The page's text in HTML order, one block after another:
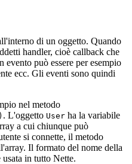
di un oggetto. Quando
handler, cioè callback che
evento può essere per esempio
ecc. Gli eventi sono quindi
nel metodo
. L'oggetto User ha la variabile
a cui chiunque può
si connette, il metodo
Il formato del nome della
in tutto Nette.